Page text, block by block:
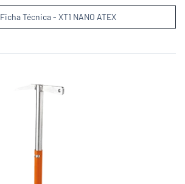
Ficha Técnica - XT1 NANO ATEX